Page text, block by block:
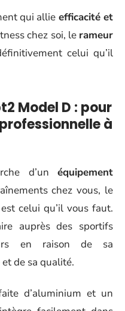
qui allie efficacité et
chez soi, le rameur
celui qu’il
Model D : pour
à
d’un équipement
chez vous, le
est celui qu’il vous faut.
auprès des sportifs
en raison de sa
et de sa qualité.
d’aluminium et un